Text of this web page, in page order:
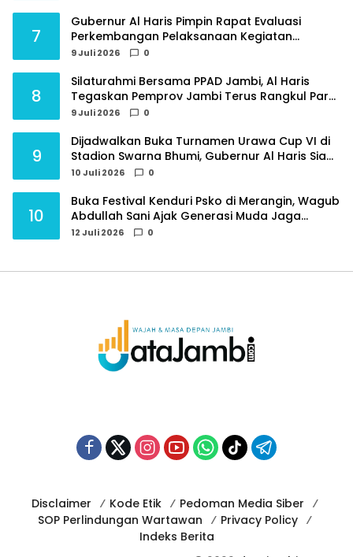
7
Gubernur Al Haris Pimpin Rapat Evaluasi
Perkembangan Pelaksanaan Kegiatan
Pembangunan Triwulan II TA 2026
9 Juli 2026 0
8
Silaturahmi Bersama PPAD Jambi, Al Haris
Tegaskan Pemprov Jambi Terus Rangkul Para
Purnawirawan
9 Juli 2026 0
9
Dijadwalkan Buka Turnamen Urawa Cup VI di
Stadion Swarna Bhumi, Gubernur Al Haris Siap
Berlaga Lawan Tim Urawa
10 Juli 2026 0
10
Buka Festival Kenduri Psko di Merangin, Wagub
Abdullah Sani Ajak Generasi Muda Jaga
Budaya dan Jauhi Narkoba
12 Juli 2026 0
Disclaimer Kode Etik
Pedoman Media Siber
SOP Perlindungan Wartawan
Privacy Policy
Indeks Berita